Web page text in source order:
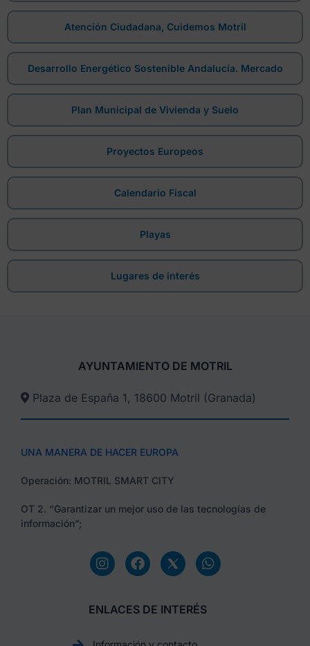
Atención Ciudadana, Cuidemos Motril
Desarrollo Energético Sostenible Andalucía. Mercado
Plan Municipal de Vivienda y Suelo
Proyectos Europeos
Calendario Fiscal
Playas
Lugares de interés
AYUNTAMIENTO DE MOTRIL
Plaza de España 1, 18600 Motril (Granada)​
UNA MANERA DE HACER EUROPA
Operación: MOTRIL SMART CITY
OT 2. “Garantizar un mejor uso de las tecnologías de
información”;
ENLACES DE INTERÉS